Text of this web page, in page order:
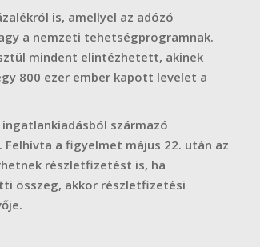
is, amellyel az adózó
a nemzeti tehetségprogramnak.
mindent elintézhetett, akinek
800 ezer ember kapott levelet a
származó
a figyelmet május 22. után az
részletfizetést is, ha
összeg, akkor részletfizetési